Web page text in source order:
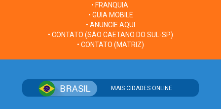
• FRANQUIA
• GUIA MOBILE
• ANUNCIE AQUI
• CONTATO (SÃO CAETANO DO SUL-SP)
• CONTATO (MATRIZ)
MAIS CIDADES ONLINE